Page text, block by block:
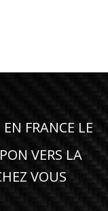
FRANCE LE
VERS LA
VOUS